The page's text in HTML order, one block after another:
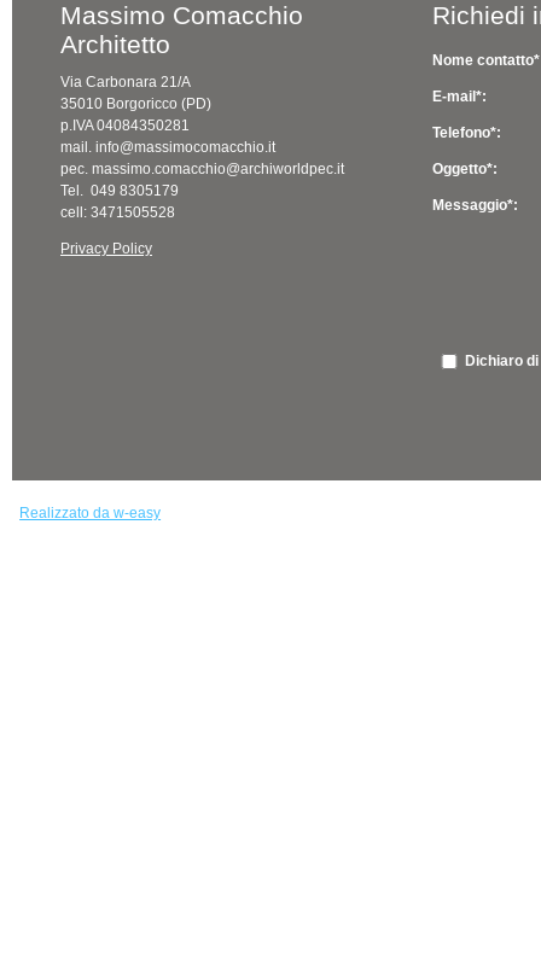
Massimo Comacchio
Architetto
Via Carbonara 21/A
35010 Borgoricco (PD)
p.IVA 04084350281
mail. info@massimocomacchio.it
pec. massimo.comacchio@archiworldpec.it
Tel. 049 8305179
cell: 3471505528
Privacy Policy
Richiedi
Nome
E-mail*:
Telefono*:
Oggetto*:
Messaggio*:
Dichiaro
Realizzato da w-easy